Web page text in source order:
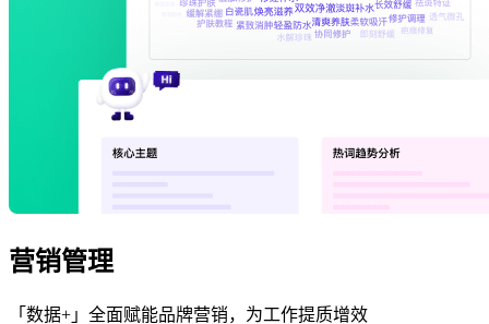
营销管理
「数据+」全面赋能品牌营销，为工作提质增效